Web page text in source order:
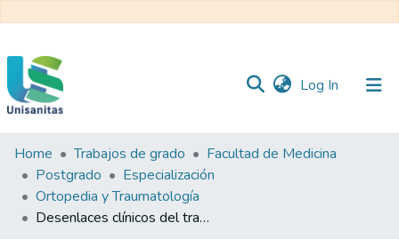
Log In (current)
Inicio
Web
Unisanitas
Web
Biblioteca
Home Trabajos de grado
Facultad de Medicina
Postgrado
Especialización
Ortopedia y Traumatología
Desenlaces clínicos del tratamiento con plasma rico en plaquetas en pacientes con osteoartrosis de rodilla de la Clínica Universitaria Colombia, entre octubre de 2018 a diciembre de 2020